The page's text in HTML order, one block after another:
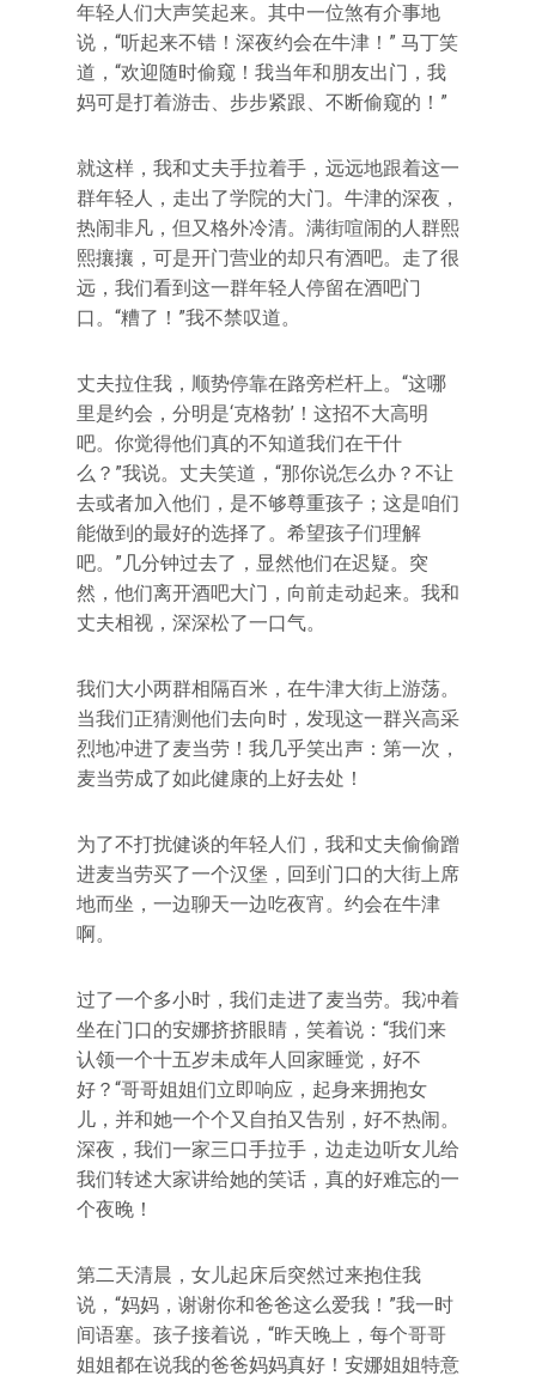
年轻人们大声笑起来。其中一位煞有介事地
说，“听起来不错！深夜约会在牛津！” 马丁笑
道，“欢迎随时偷窥！我当年和朋友出门，我
妈可是打着游击、步步紧跟、不断偷窥的！”
就这样，我和丈夫手拉着手，远远地跟着这一
群年轻人，走出了学院的大门。牛津的深夜，
热闹非凡，但又格外冷清。满街喧闹的人群熙
熙攘攘，可是开门营业的却只有酒吧。走了很
远，我们看到这一群年轻人停留在酒吧门
口。“糟了！”我不禁叹道。
丈夫拉住我，顺势停靠在路旁栏杆上。“这哪
里是约会，分明是‘克格勃’！这招不大高明
吧。你觉得他们真的不知道我们在干什
么？”我说。丈夫笑道，“那你说怎么办？不让
去或者加入他们，是不够尊重孩子；这是咱们
能做到的最好的选择了。希望孩子们理解
吧。”几分钟过去了，显然他们在迟疑。突
然，他们离开酒吧大门，向前走动起来。我和
丈夫相视，深深松了一口气。
我们大小两群相隔百米，在牛津大街上游荡。
当我们正猜测他们去向时，发现这一群兴高采
烈地冲进了麦当劳！我几乎笑出声：第一次，
麦当劳成了如此健康的上好去处！
为了不打扰健谈的年轻人们，我和丈夫偷偷蹭
进麦当劳买了一个汉堡，回到门口的大街上席
地而坐，一边聊天一边吃夜宵。约会在牛津
啊。
过了一个多小时，我们走进了麦当劳。我冲着
坐在门口的安娜挤挤眼睛，笑着说：“我们来
认领一个十五岁未成年人回家睡觉，好不
好？“哥哥姐姐们立即响应，起身来拥抱女
儿，并和她一个个又自拍又告别，好不热闹。
深夜，我们一家三口手拉手，边走边听女儿给
我们转述大家讲给她的笑话，真的好难忘的一
个夜晚！
第二天清晨，女儿起床后突然过来抱住我
说，“妈妈，谢谢你和爸爸这么爱我！”我一时
间语塞。孩子接着说，“昨天晚上，每个哥哥
姐姐都在说我的爸爸妈妈真好！安娜姐姐特意